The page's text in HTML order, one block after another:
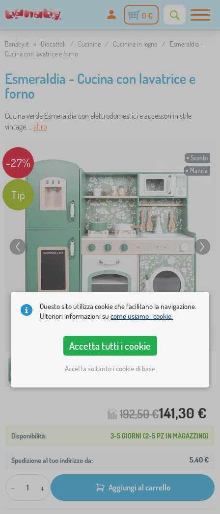
0 €
Banaby.it » Giocattoli / Cucinine / Cucinine in legno /
Esmeraldia -
Cucina con lavatrice e forno
Esmeraldia - Cucina con lavatrice e
forno
Cucina verde Esmeraldia con elettrodomestici e accessori in stile
vintage. .. altro
Sconto
Mancia
-27%
Tip
192,50 €141,30 €
3-5 GIORNI (2-5 PZ IN MAGAZZINO)
Spedizione al tuo indirizzo da: 5,40 €
- + Aggiungi al carrello
Questo sito utilizza cookie che facilitano la navigazione.
Ulteriori informazioni sucome usiamo i cookie.
Accetta tutti i cookie
Accetta soltanto i cookie di base